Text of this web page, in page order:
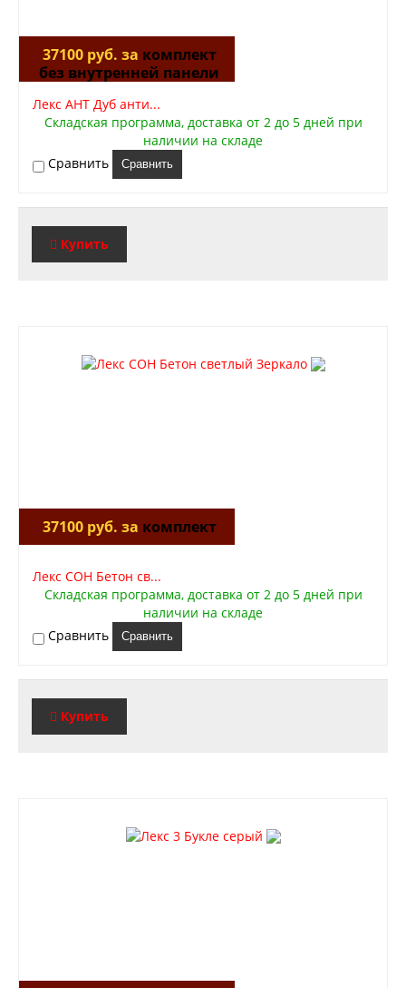
37100 руб. за комплект
без внутренней панели
Лекс АНТ Дуб анти...
Складская программа, доставка от 2 до 5 дней при
наличии на складе
Сравнить
Сравнить
Купить
37100 руб. за комплект
Лекс СОН Бетон св...
Складская программа, доставка от 2 до 5 дней при
наличии на складе
Сравнить
Сравнить
Купить